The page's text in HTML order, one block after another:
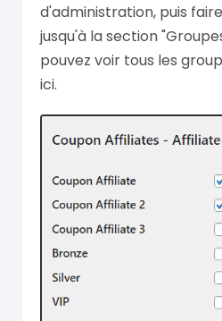
d'administration, puis
jusqu'à la section
pouvez voir tous les
ici.